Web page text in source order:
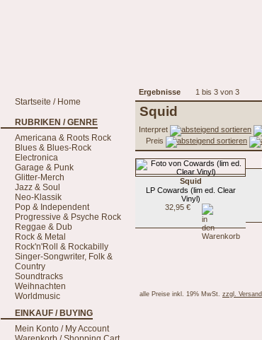
Ergebnisse 1 bis 3 von 3
Startseite / Home
RUBRIKEN / GENRE
Americana & Roots Rock
Blues & Blues-Rock
Electronica
Garage & Punk
Glitter-Merch
Jazz & Soul
Neo-Klassik
Pop & Independent
Progressive & Psyche Rock
Reggae & Dub
Rock & Metal
Rock'n'Roll & Rockabilly
Singer-Songwriter, Folk &
Country
Soundtracks
Weihnachten
Worldmusic
EINKAUF / BUYING
Mein Konto / My Account
Squid
Interpret
Preis
Squid
LP Cowards (lim ed. Clear
Vinyl)
32,95 €
alle Preise inkl. 19% MwSt. zzgl. Versand